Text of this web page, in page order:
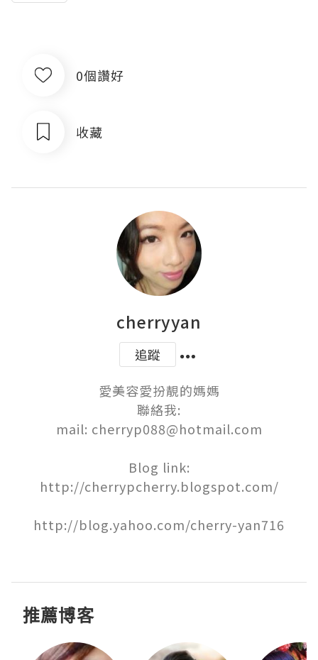
0個讚好
收藏
cherryyan
追蹤
愛美容愛扮靚的媽媽
聯絡我:
mail: cherryp088@hotmail.com
Blog link:
http://cherrypcherry.blogspot.com/
http://blog.yahoo.com/cherry-yan716
推薦博客